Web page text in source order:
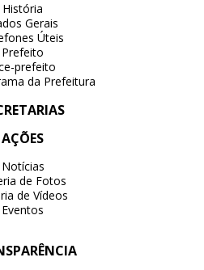
História
Gerais
Úteis
Prefeito
prefeito
da Prefeitura
AÇÕES
Notícias
de Fotos
de Vídeos
Eventos